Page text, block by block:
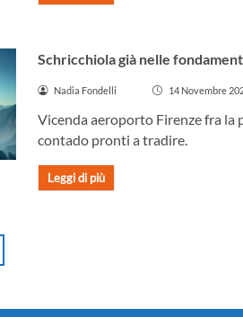
Schricchiola già nelle
Nadia Fondelli 14 Novembre
Vicenda aeroporto Firenze fra la
contado pronti a tradire.
Leggi di più